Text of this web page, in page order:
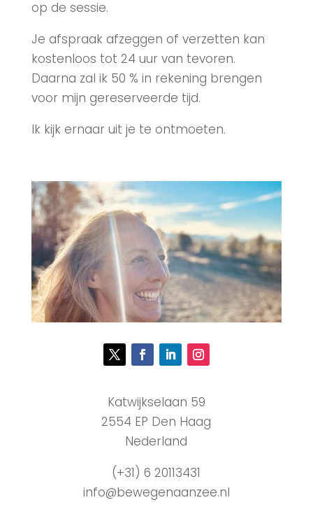
op de sessie.
Je afspraak afzeggen of verzetten kan
kostenloos tot 24 uur van tevoren.
Daarna zal ik 50 % in rekening brengen
voor mijn gereserveerde tijd.
Ik kijk ernaar uit je te ontmoeten.
Katwijkselaan 59
2554 EP Den Haag
Nederland
(+31) 6 20113431
info@bewegenaanzee.nl